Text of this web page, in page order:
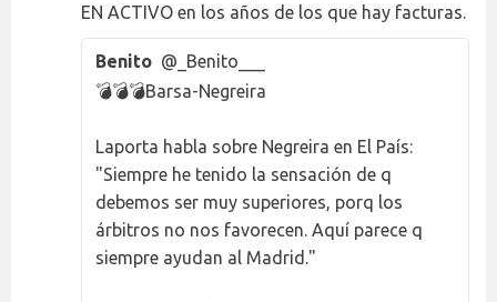
EN ACTIVO en los años de los que hay facturas.
Benito @_Benito___
💣💣💣Barsa-Negreira
Laporta habla sobre Negreira en El País:
"Siempre he tenido la sensación de q
debemos ser muy superiores, porq los
árbitros no nos favorecen. Aquí parece q
siempre ayudan al Madrid."